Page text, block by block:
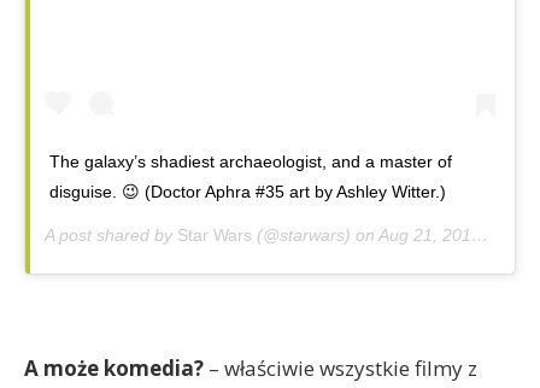
The galaxy’s shadiest archaeologist, and a master of
disguise. 😉 (Doctor Aphra #35 art by Ashley Witter.)
A post shared by Star Wars (@starwars) on Aug 21, 2019 at 9:06am PDT
A może komedia? – właściwie wszystkie filmy z